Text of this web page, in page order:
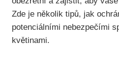
Zde je několik tipů, jak
potenciálními nebezpečími
květinami.